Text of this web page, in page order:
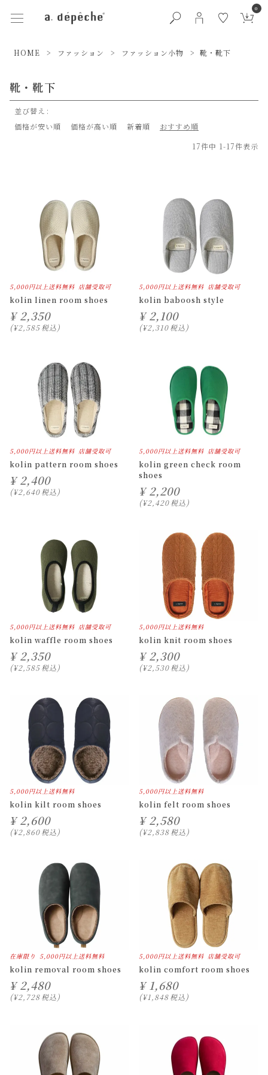
0
HOME ファッション ファッション小物 靴・靴下
靴・靴下
並び替え
価格が安い順
価格が高い順 新着順
おすすめ順
17件中 1-17件表示
5,000円以上送料無料 店舗受取可
kolin linen room shoes
¥ 2,350
¥2,585税込
5,000円以上送料無料 店舗受取可
kolin baboosh style
¥ 2,100
¥2,310税込
5,000円以上送料無料 店舗受取可
kolin pattern room shoes
¥ 2,400
¥2,640税込
5,000円以上送料無料 店舗受取可
kolin green check room
shoes
¥ 2,200
¥2,420税込
5,000円以上送料無料 店舗受取可
kolin waffle room shoes
¥ 2,350
¥2,585税込
5,000円以上送料無料
kolin knit room shoes
¥ 2,300
¥2,530税込
5,000円以上送料無料
kolin kilt room shoes
¥ 2,600
¥2,860税込
5,000円以上送料無料
kolin felt room shoes
¥ 2,580
¥2,838税込
在庫限り 5,000円以上送料無料
kolin removal room shoes
¥ 2,480
¥2,728税込
5,000円以上送料無料 店舗受取可
kolin comfort room shoes
¥ 1,680
¥1,848税込